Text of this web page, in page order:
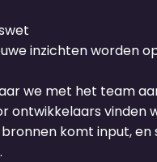
inzichten worden
we met het team
ontwikkelaars vinden
komt input,